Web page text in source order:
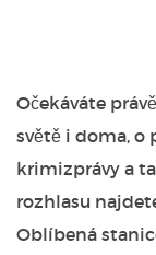
Očekáváte
světě i doma, o
krimizprávy a
rozhlasu
Oblíbená